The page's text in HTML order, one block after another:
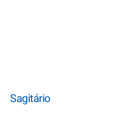
Sagitário